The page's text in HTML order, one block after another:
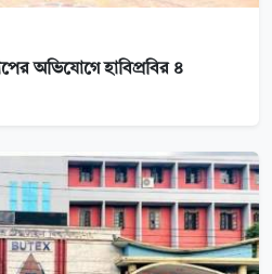
অভিযোগে হাবিপ্রবির ৪